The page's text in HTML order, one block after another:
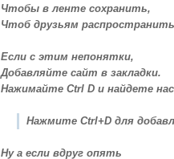
Чтобы в ленте сохранить,
Чтоб друзьям
Если с этим непонятки,
Добавляйте сайт в закладки.
Нажимайте Ctrl D и найдете
Нажмите Ctrl+D для
Ну а если вдруг опять